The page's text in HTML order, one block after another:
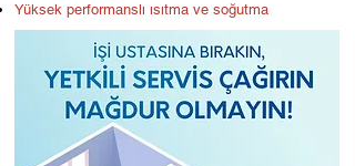
Yüksek performanslı ısıtma ve soğutma